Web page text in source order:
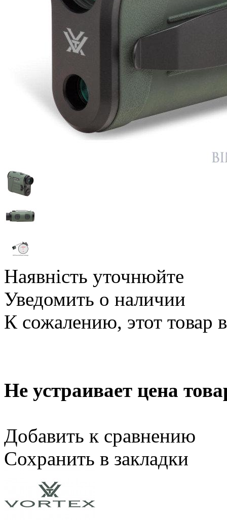
Наявність уточнюйте
Уведомить о наличии
К сожалению, этот товар
Не устраивает цена
Добавить к сравнению
Сохранить в закладки